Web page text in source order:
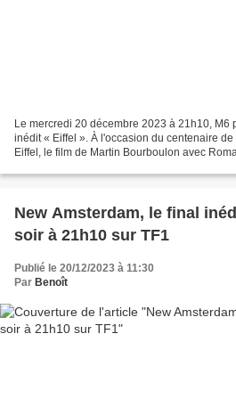
Le mercredi 20 décembre 2023 à 21h10, M6
inédit « Eiffel ». À l'occasion du centenaire
Eiffel, le film de Martin Bourboulon avec
New Amsterdam, le final
soir à 21h10 sur TF1
Publié le 20/12/2023 à 11:30
Par Benoît